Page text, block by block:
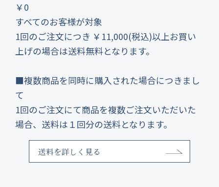
￥0
すべてのお客様が対象
1回のご注文につき ￥11,000(税込)以上お買い
上げの場合は送料無料となります。
■複数商品を同時に購入された場合につきまし
て
1回のご注文にて商品を複数ご注文いただいた
場合、送料は１回分の送料となります。
送料を詳しく見る